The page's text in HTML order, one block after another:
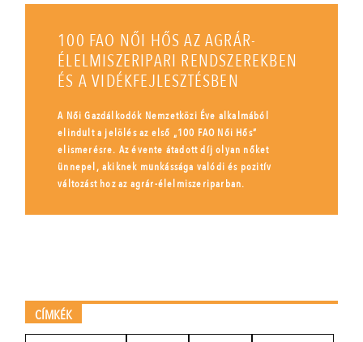
100 FAO NŐI HŐS AZ AGRÁR-
ÉLELMISZERIPARI RENDSZEREKBEN
ÉS A VIDÉKFEJLESZTÉSBEN
A Női Gazdálkodók Nemzetközi Éve alkalmából
elindult a jelölés az első „100 FAO Női Hős”
elismerésre. Az évente átadott díj olyan nőket
ünnepel, akiknek munkássága valódi és pozitív
változást hoz az agrár-élelmiszeriparban.
CÍMKÉK